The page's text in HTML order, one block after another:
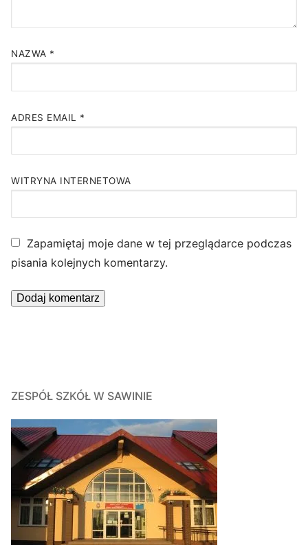
NAZWA *
ADRES EMAIL *
WITRYNA INTERNETOWA
Zapamiętaj moje dane w tej przeglądarce podczas
pisania kolejnych komentarzy.
ZESPÓŁ SZKÓŁ W SAWINIE